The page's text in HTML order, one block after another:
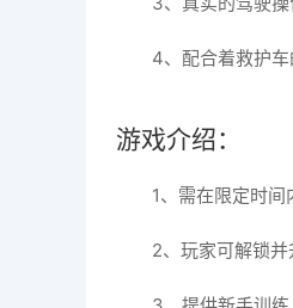
4、配合着救护车
游戏介绍：
1、需在限定时
2、玩家可解锁